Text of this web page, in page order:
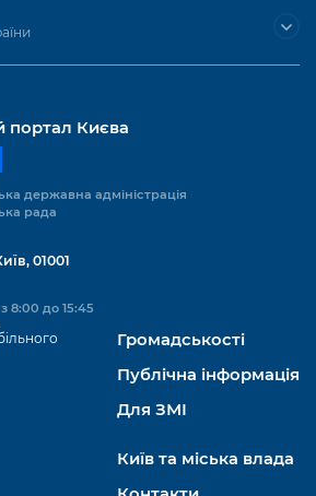
портал Києва
державна адміністрація
рада
01001
8:00 до 15:45
Громадськості
Публічна інформація
Для ЗМІ
Київ та міська влада